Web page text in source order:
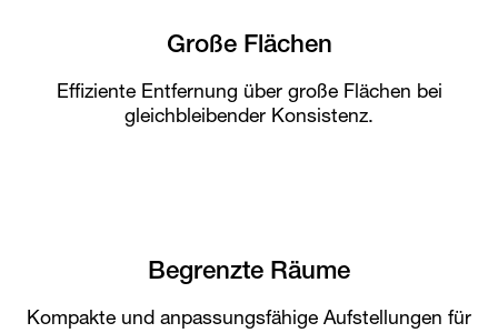
Große Flächen
Effiziente Entfernung über große Flächen bei
gleichbleibender Konsistenz.
Begrenzte Räume
Kompakte und anpassungsfähige Aufstellungen für